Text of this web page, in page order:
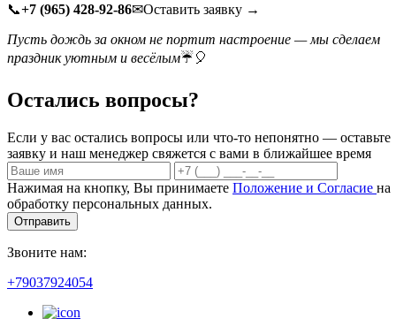
📞+7 (965) 428-92-86✉Оставить заявку →
Пусть дождь за окном не портит настроение — мы сделаем
праздник уютным и весёлым☔🎈
Остались вопросы?
Если у вас остались вопросы или что-то непонятно — оставьте
заявку и наш менеджер свяжется с вами в ближайшее время
Нажимая на кнопку, Вы принимаете Положение и Согласие на
обработку персональных данных.
Отправить
Звоните нам:
+79037924054